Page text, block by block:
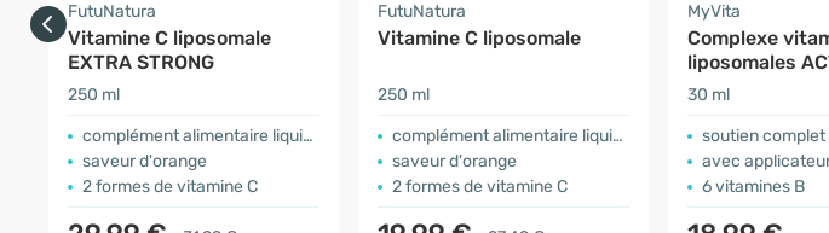
FutuNatura
Vitamine C liposomale
EXTRA STRONG
250 ml
complément alimentaire liquide
saveur d'orange
2 formes de vitamine C
FutuNatura
Vitamine C liposomale
250 ml
complément alimentaire liquide
saveur d'orange
2 formes de vitamine C
MyVita
Complexe
liposomales
30 ml
soutien complet
avec
6 vitamines B